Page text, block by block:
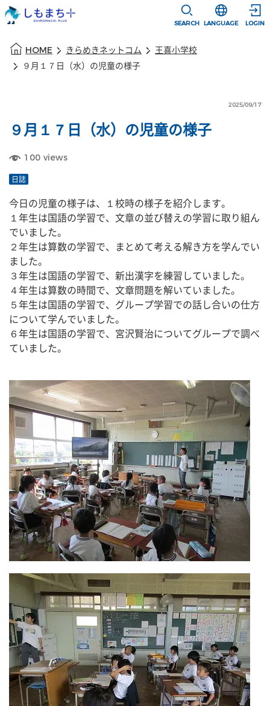
SEARCH
選択すると言
LANGUAGE LOGIN
HOME きらめきネットコム
王喜小学校
９月１７日（水）の児童の様子
2025/09/17
９月１７日（水）の児童の様子
100 views
日誌
今日の児童の様子は、１校時の様子を紹介します。
１年生は国語の学習で、文章の並び替えの学習に取り組ん
でいました。
２年生は算数の学習で、まとめて考える解き方を学んでい
ました。
３年生は国語の学習で、新出漢字を練習していました。
４年生は算数の時間で、文章問題を解いていました。
５年生は国語の学習で、グループ学習での話し合いの仕方
について学んでいました。
６年生は国語の学習で、宮沢賢治についてグループで調べ
ていました。